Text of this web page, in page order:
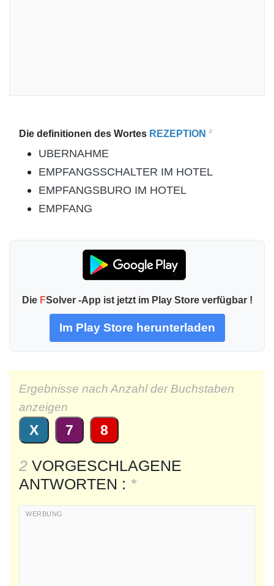
Die definitionen des Wortes REZEPTION 4
UBERNAHME
EMPFANGSSCHALTER IM HOTEL
EMPFANGSBURO IM HOTEL
EMPFANG
Die FSolver -App ist jetzt im Play Store verfügbar !
Im Play Store herunterladen
Ergebnisse nach Anzahl der Buchstaben
anzeigen
X 7 8
2 VORGESCHLAGENE
ANTWORTEN : *